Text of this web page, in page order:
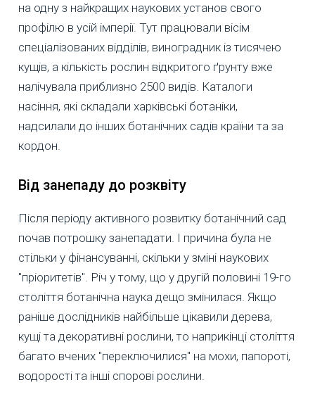
на одну з найкращих наукових установ свого
профілю в усій імперії. Тут працювали вісім
спеціалізованих відділів, виноградник із тисячею
кущів, а кількість рослин відкритого ґрунту вже
налічувала приблизно 2500 видів. Каталоги
насіння, які складали харківські ботаніки,
надсилали до інших ботанічних садів країни та за
кордон.
Від занепаду до розквіту
Після періоду активного розвитку ботанічний сад
почав потрошку занепадати. І причина була не
стільки у фінансуванні, скільки у зміні наукових
"пріоритетів". Річ у тому, що у другій половині 19-го
століття ботанічна наука дещо змінилася. Якщо
раніше дослідників найбільше цікавили дерева,
кущі та декоративні рослини, то наприкінці століття
багато вчених "переключилися" на мохи, папороті,
водорості та інші спорові рослини.